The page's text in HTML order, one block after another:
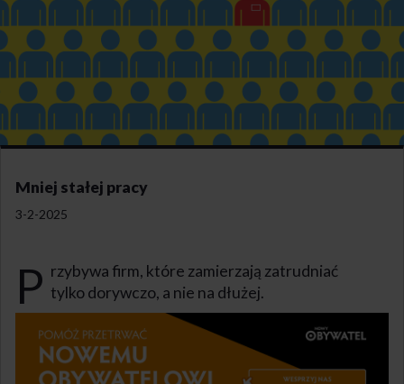
Mniej stałej pracy
3-2-2025
P rzybywa firm, które zamierzają zatrudniać
tylko dorywczo, a nie na dłużej.